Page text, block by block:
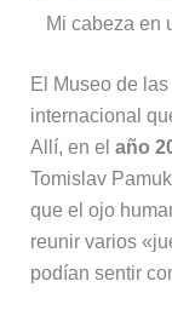
Mi cabeza en
El Museo de
internacional
Allí, en el año
Tomislav
que el ojo
reunir varios
podían sentir